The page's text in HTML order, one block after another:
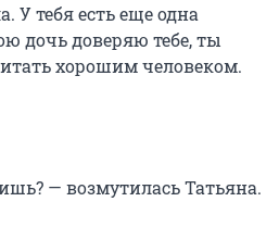
У тебя есть еще одна
дочь доверяю тебе, ты
хорошим человеком.
— возмутилась Татьяна.